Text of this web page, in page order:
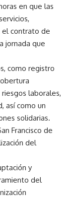
en que las
el contrato de
jornada que
como registro
laborales,
así como un
solidarias.
Francisco de
del
y
del